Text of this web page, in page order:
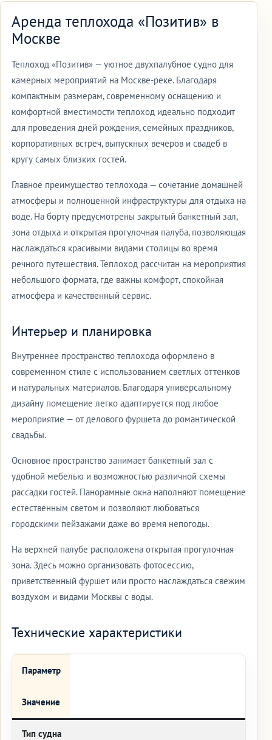
Аренда теплохода «Позитив» в
Москве
Теплоход «Позитив» — уютное двухпалубное судно для
камерных мероприятий на Москве-реке. Благодаря
компактным размерам, современному оснащению и
комфортной вместимости теплоход идеально подходит
для проведения дней рождения, семейных праздников,
корпоративных встреч, выпускных вечеров и свадеб в
кругу самых близких гостей.
Главное преимущество теплохода — сочетание домашней
атмосферы и полноценной инфраструктуры для отдыха на
воде. На борту предусмотрены закрытый банкетный зал,
зона отдыха и открытая прогулочная палуба, позволяющая
наслаждаться красивыми видами столицы во время
речного путешествия. Теплоход рассчитан на мероприятия
небольшого формата, где важны комфорт, спокойная
атмосфера и качественный сервис.
Интерьер и планировка
Внутреннее пространство теплохода оформлено в
современном стиле с использованием светлых оттенков
и натуральных материалов. Благодаря универсальному
дизайну помещение легко адаптируется под любое
мероприятие — от делового фуршета до романтической
свадьбы.
Основное пространство занимает банкетный зал с
удобной мебелью и возможностью различной схемы
рассадки гостей. Панорамные окна наполняют помещение
естественным светом и позволяют любоваться
городскими пейзажами даже во время непогоды.
На верхней палубе расположена открытая прогулочная
зона. Здесь можно организовать фотосессию,
приветственный фуршет или просто наслаждаться свежим
воздухом и видами Москвы с воды.
Технические характеристики
Параметр
Значение
Тип судна